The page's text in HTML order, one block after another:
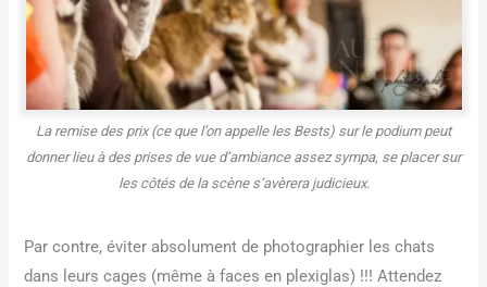
La remise des prix (ce que l’on appelle les Bests) sur le podium peut
donner lieu à des prises de vue d’ambiance assez sympa, se placer sur
les côtés de la scène s’avèrera judicieux.
Par contre, éviter absolument de photographier les chats
dans leurs cages (même à faces en plexiglas) !!! Attendez